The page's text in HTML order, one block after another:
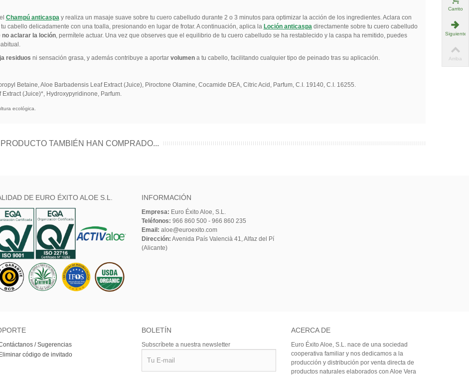
Champú anticaspay realiza un masaje suave sobre tu cuero cabelludo durante 2 o 3 minutos para optimizar la acción de los ingredientes. Aclara con
cabello delicadamente con una toalla, presionando en lugar de frotar. A continuación, aplica la Loción anticaspadirectamente sobre tu cuero cabelludo
no aclarar la loción, permítele actuar. Una vez que observes que el equilibrio de tu cuero cabelludo se ha restablecido y la caspa ha remitido, puedes
residuos ni sensación grasa, y además contribuye a aportar volumena tu cabello, facilitando cualquier tipo de peinado tras su aplicación.
Betaine, Aloe Barbadensis Leaf Extract (Juice), Piroctone Olamine, Cocamide DEA, Citric Acid, Parfum, C.I. 19140, C.I. 16255.
(Juice)*, Hydroxypyridinone, Parfum.
ecológica.
TAMBIÉN HAN COMPRADO...
DE EURO ÉXITO ALOE S.L. INFORMACIÓN
Empresa: Euro Éxito Aloe, S.L.
Teléfonos: 966 860 500 - 966 860 235
Email: aloe@euroexito.com
Dirección: Avenida País Valencià 41, Alfaz del Pí
(Alicante)
/ Sugerencias
código de invitado
BOLETÍN
Subscríbete a nuestra newsletter
ACERCA DE
Euro Éxito Aloe, S.L. nace de una sociedad
cooperativa familiar y nos dedicamos a la
producción y distribución por venta directa de
productos naturales elaborados con Aloe Vera
Carrito
Siguiente
Arriba